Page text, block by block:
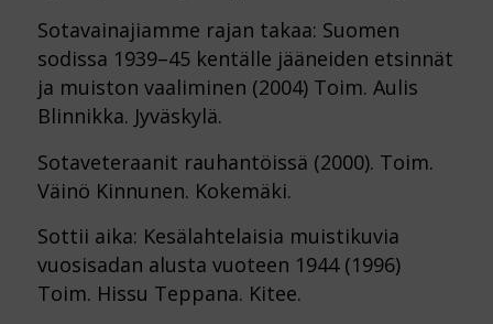
Sotavainajiamme rajan takaa: Suomen
sodissa 1939–45 kentälle jääneiden etsinnät
ja muiston vaaliminen (2004) Toim. Aulis
Blinnikka. Jyväskylä.
Sotaveteraanit rauhantöissä (2000). Toim.
Väinö Kinnunen. Kokemäki.
Sottii aika: Kesälahtelaisia muistikuvia
vuosisadan alusta vuoteen 1944 (1996)
Toim. Hissu Teppana. Kitee.